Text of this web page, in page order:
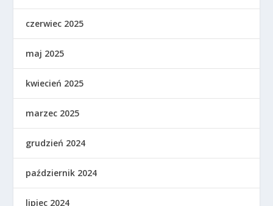
czerwiec 2025
maj 2025
kwiecień 2025
marzec 2025
grudzień 2024
październik 2024
lipiec 2024